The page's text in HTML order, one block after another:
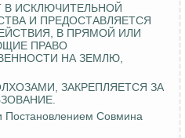
В ИСКЛЮЧИТЕЛЬНОЙ
И ПРЕДОСТАВЛЯЕТСЯ
В ПРЯМОЙ ИЛИ
ПРАВО
НА ЗЕМЛЮ,
ЗАКРЕПЛЯЕТСЯ ЗА
Постановлением Совмина